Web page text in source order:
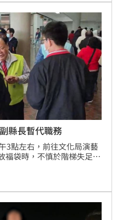
縣長暫代職務
3點左右，前往文化局演藝
福袋時，不慎於階梯失足跌